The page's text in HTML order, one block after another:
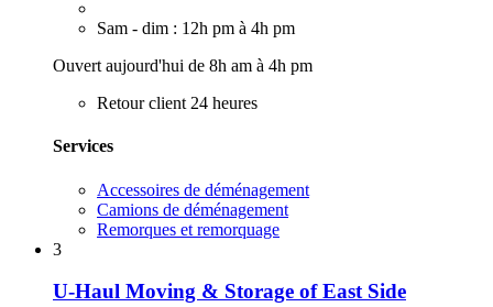
Sam - dim : 12h pm à 4h pm
Ouvert aujourd'hui de 8h am à 4h pm
Retour client 24 heures
Services
Accessoires de déménagement
Camions de déménagement
Remorques et remorquage
3
U-Haul Moving & Storage of East Side